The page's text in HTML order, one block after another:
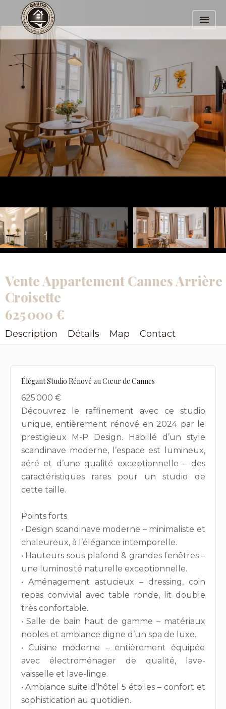
Vente Appartement Cannes Arrière
Croisette
625 000 €
Description Détails Map Contact
Élégant Studio Rénové au Cœur de Cannes
625 000 €
Découvrez le raffinement avec ce studio
unique, entièrement rénové en 2024 par le
prestigieux M-P Design. Habillé d’un style
scandinave moderne, l’espace est lumineux,
aéré et d’une qualité exceptionnelle – des
caractéristiques rares pour un studio de
cette taille.
Points forts
• Design scandinave moderne – minimaliste et
chaleureux, à l’élégance intemporelle.
• Hauteurs sous plafond & grandes fenêtres –
une luminosité naturelle exceptionnelle.
• Aménagement astucieux – dressing, coin
repas convivial avec table ronde, lit double
très confortable.
• Salle de bain haut de gamme – matériaux
nobles et ambiance digne d’un spa de luxe.
• Cuisine moderne – entièrement équipée
avec électroménager de qualité, lave-
vaisselle et lave-linge.
• Ambiance suite d’hôtel 5 étoiles – confort et
sophistication au quotidien.